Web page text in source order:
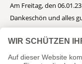
Am Freitag, den
Dankeschön und alles
Das komplette Rottihof
Frohe Weihnachten
Ich bin Lulu, 8 Jahre alt